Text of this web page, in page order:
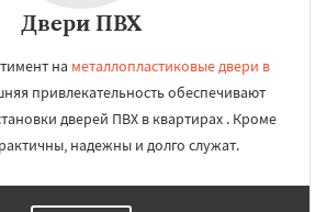
Двери ПВХ
на металлопластиковые двери в
привлекательность обеспечивают
дверей ПВХ в квартирах . Кроме
надежны и долго служат.